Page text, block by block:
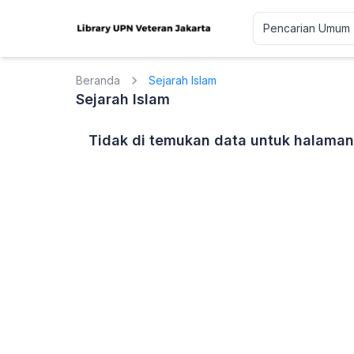
Beranda Sejarah Islam
Sejarah Islam
Tidak di temukan data untuk